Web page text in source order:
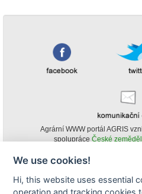
Agrární WWW portál AGRIS
spolupráce České
obsahu agrárního WWW
(pokud není uvedeno jinak) pouze za
We use cookies!
Hi, this website uses essential
operation and tracking cookies